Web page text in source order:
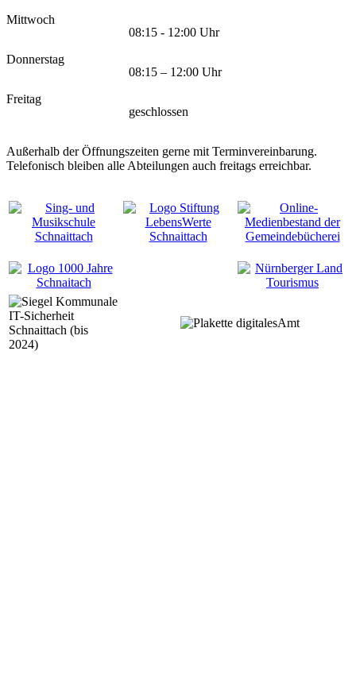
Mittwoch
08:15 - 12:00 Uhr
Donnerstag
08:15 – 12:00 Uhr
Freitag
geschlossen
Außerhalb der Öffnungszeiten gerne mit Terminvereinbarung.
Telefonisch bleiben alle Abteilungen auch freitags erreichbar.